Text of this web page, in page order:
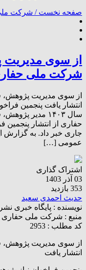
صفحه نخست / شرکت
از سوی
شرکت ملی
از سوی مدیریت
انتشار یافت پنجمین
سال ۱۴۰۳
حفاری از انتشار
جاری خبر داد. به گزارش
عمومی […]
اشتراک گذاری
03 آذر 1403
353 بازدید
حدیث احمدی سعید
نویسنده : پایگاه خبری
منبع : شرکت ملی حفاری
کد مطلب : 2953
از سوی مدیریت
انتشار یافت